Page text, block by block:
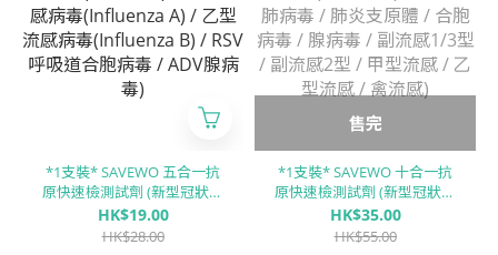
*1支裝* SAVEWO 五合一抗
原快速檢測試劑 (新型冠狀病
毒(Covid-19) / 甲型流感病毒
(Influenza A) / 乙型流感病毒
HK$19.00
HK$28.00
售完
*1支裝* SAVEWO 十合一抗
原快速檢測試劑 (新型冠狀病
毒(Covid-19) / 人類偏肺病毒
/ 肺炎支原體 / 合胞病毒 / 腺
HK$35.00
HK$55.00